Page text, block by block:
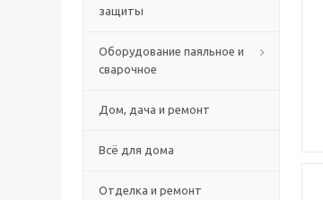
защиты
Оборудование паяльное и
сварочное
Дом, дача и ремонт
Всё для дома
Отделка и ремонт